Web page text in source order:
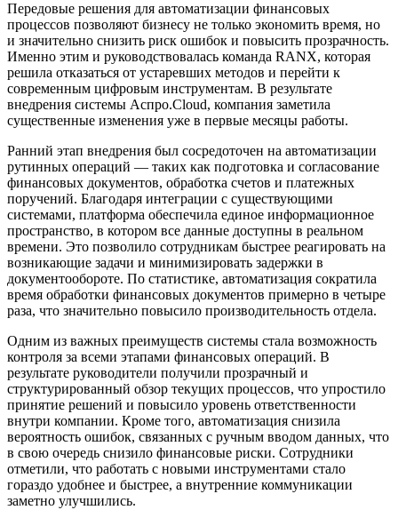
Передовые решения для автоматизации финансовых
процессов позволяют бизнесу не только экономить время, но
и значительно снизить риск ошибок и повысить прозрачность.
Именно этим и руководствовалась команда RANX, которая
решила отказаться от устаревших методов и перейти к
современным цифровым инструментам. В результате
внедрения системы Аспро.Cloud, компания заметила
существенные изменения уже в первые месяцы работы.
Ранний этап внедрения был сосредоточен на автоматизации
рутинных операций — таких как подготовка и согласование
финансовых документов, обработка счетов и платежных
поручений. Благодаря интеграции с существующими
системами, платформа обеспечила единое информационное
пространство, в котором все данные доступны в реальном
времени. Это позволило сотрудникам быстрее реагировать на
возникающие задачи и минимизировать задержки в
документообороте. По статистике, автоматизация сократила
время обработки финансовых документов примерно в четыре
раза, что значительно повысило производительность отдела.
Одним из важных преимуществ системы стала возможность
контроля за всеми этапами финансовых операций. В
результате руководители получили прозрачный и
структурированный обзор текущих процессов, что упростило
принятие решений и повысило уровень ответственности
внутри компании. Кроме того, автоматизация снизила
вероятность ошибок, связанных с ручным вводом данных, что
в свою очередь снизило финансовые риски. Сотрудники
отметили, что работать с новыми инструментами стало
гораздо удобнее и быстрее, а внутренние коммуникации
заметно улучшились.